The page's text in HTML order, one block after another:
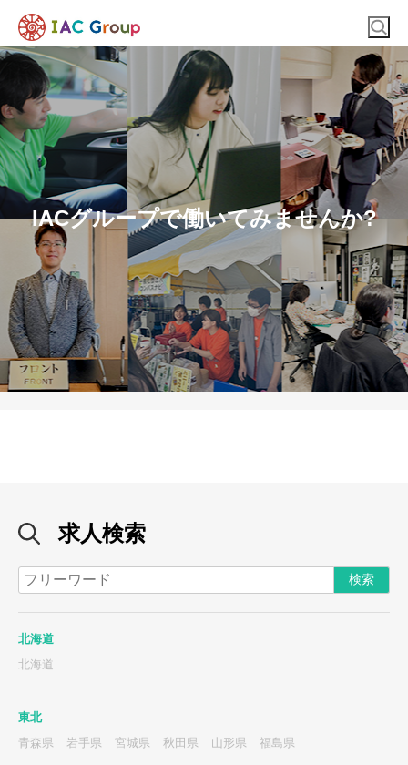
IACグループで働いてみませんか?
求人検索
北海道
北海道
東北
青森県
岩手県 宮城県 秋田県 山形県 福島県